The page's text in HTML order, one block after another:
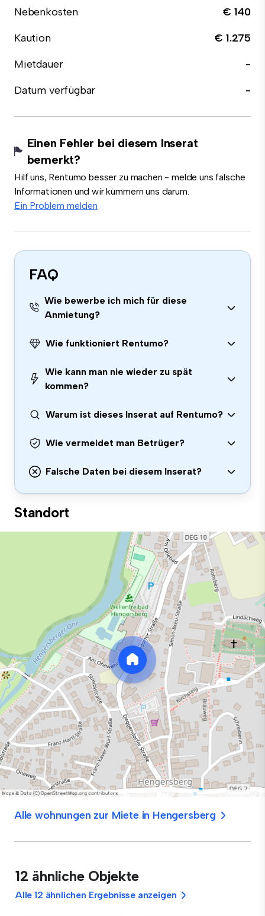
Nebenkosten
€ 140
Kaution
€ 1.275
Mietdauer
-
Datum verfügbar
-
Einen Fehler bei diesem Inserat
bemerkt?
Hilf uns, Rentumo besser zu machen - melde uns falsche
Informationen und wir kümmern uns darum.
Ein Problem melden
FAQ
Wie bewerbe ich mich für diese
Anmietung?
Wie funktioniert Rentumo?
Wie kann man nie wieder zu spät
kommen?
Warum ist dieses Inserat auf Rentumo?
Wie vermeidet man Betrüger?
Falsche Daten bei diesem Inserat?
Standort
Alle wohnungen zur Miete in Hengersberg
12 ähnliche Objekte
Alle 12 ähnlichen Ergebnisse anzeigen